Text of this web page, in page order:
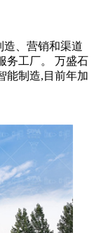
造、营销和渠道
务工厂。 万盛石
能制造,目前年加